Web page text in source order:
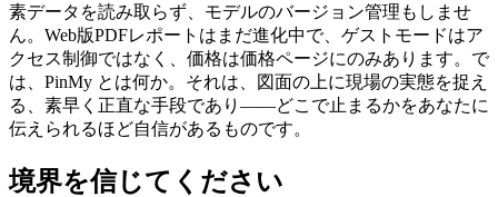
素データを読み取らず、モデルのバージョン管理もしませ
ん。Web版PDFレポートはまだ進化中で、ゲストモードはア
クセス制御ではなく、価格は価格ページにのみあります。で
は、PinMy とは何か。それは、図面の上に現場の実態を捉え
る、素早く正直な手段であり——どこで止まるかをあなたに
伝えられるほど自信があるものです。
境界を信じてください